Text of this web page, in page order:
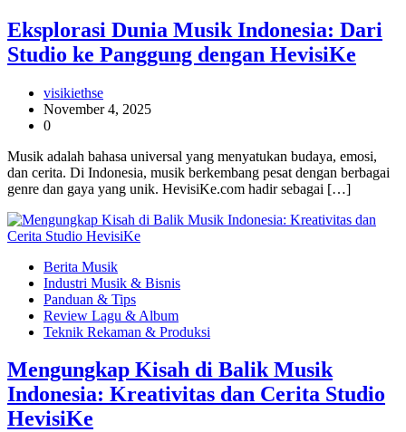
Eksplorasi Dunia Musik Indonesia: Dari
Studio ke Panggung dengan HevisiKe
visikiethse
November 4, 2025
0
Musik adalah bahasa universal yang menyatukan budaya, emosi,
dan cerita. Di Indonesia, musik berkembang pesat dengan berbagai
genre dan gaya yang unik. HevisiKe.com hadir sebagai […]
Berita Musik
Industri Musik & Bisnis
Panduan & Tips
Review Lagu & Album
Teknik Rekaman & Produksi
Mengungkap Kisah di Balik Musik
Indonesia: Kreativitas dan Cerita Studio
HevisiKe